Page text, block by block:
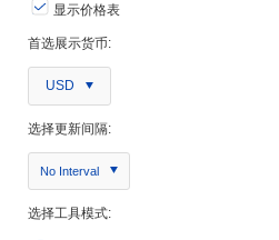
显示价格表
首选展示货币:
USD
选择更新间隔:
No Interval
选择工具模式: